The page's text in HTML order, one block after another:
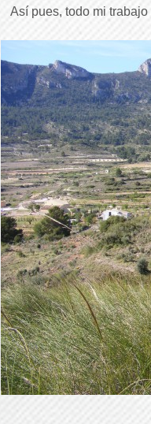
Así pues, todo mi trabajo